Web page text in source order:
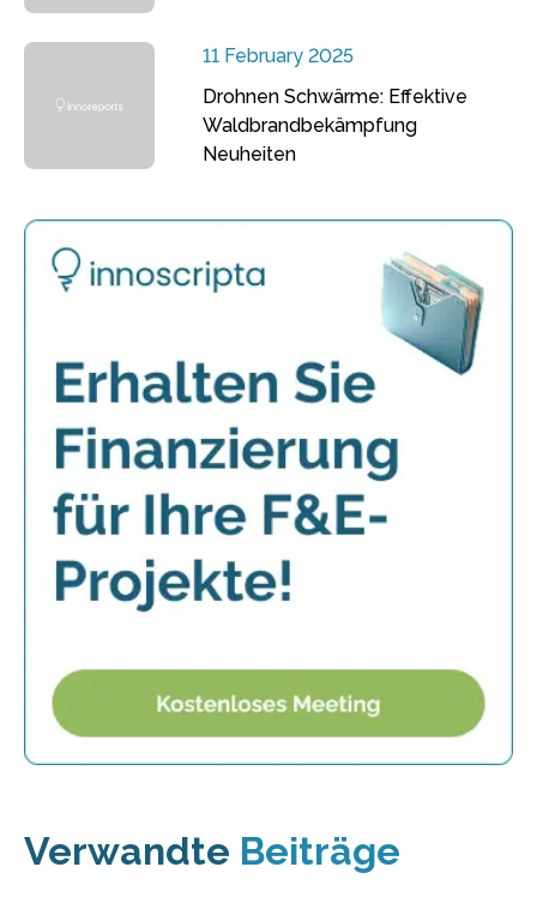
11 February 2025
Drohnen Schwärme: Effektive
Waldbrandbekämpfung
Neuheiten
Verwandte Beiträge